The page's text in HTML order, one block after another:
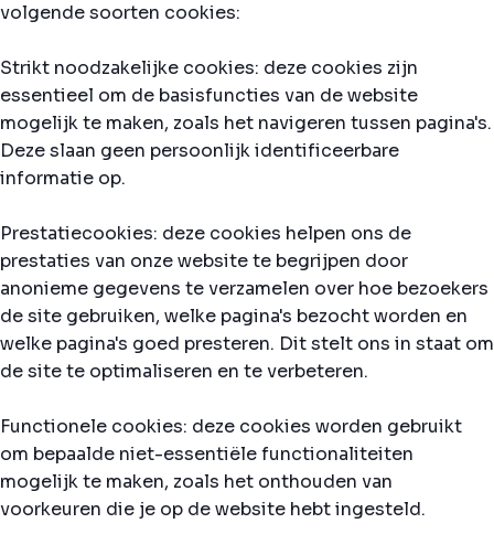
volgende soorten cookies:
Strikt noodzakelijke cookies: deze cookies zijn
essentieel om de basisfuncties van de website
mogelijk te maken, zoals het navigeren tussen pagina's.
Deze slaan geen persoonlijk identificeerbare
informatie op.
Prestatiecookies: deze cookies helpen ons de
prestaties van onze website te begrijpen door
anonieme gegevens te verzamelen over hoe bezoekers
de site gebruiken, welke pagina's bezocht worden en
welke pagina's goed presteren. Dit stelt ons in staat om
de site te optimaliseren en te verbeteren.
Functionele cookies: deze cookies worden gebruikt
om bepaalde niet-essentiële functionaliteiten
mogelijk te maken, zoals het onthouden van
voorkeuren die je op de website hebt ingesteld.